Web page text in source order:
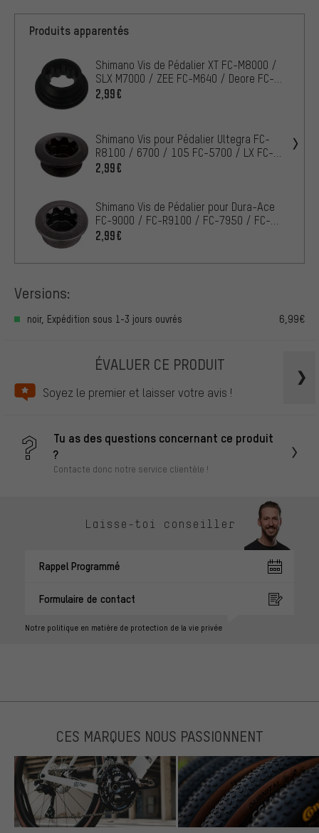
Produits apparentés
Shimano Vis de Pédalier XT FC-M8000 /
SLX M7000 / ZEE FC-M640 / Deore FC-
M6000
2,99€
Shimano Vis pour Pédalier Ultegra FC-
R8100 / 6700 / 105 FC-5700 / LX FC-
T671
2,99€
Shimano Vis de Pédalier pour Dura-Ace
FC-9000 / FC-R9100 / FC-7950 / FC-
7900
2,99€
Versions:
noir, Expédition sous 1-3 jours ouvrés 6,99€
ÉVALUER CE PRODUIT
Soyez le premier et laisser votre avis !
Tu as des questions concernant ce produit
?
Contacte donc notre service clientèle !
Laisse-toi conseiller
Rappel Programmé
Formulaire de contact
Notre politique en matière de protection de la vie privée
CES MARQUES NOUS PASSIONNENT